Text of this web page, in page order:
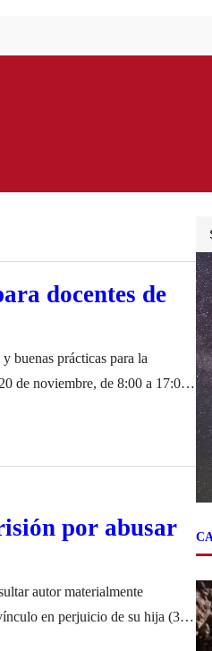
docentes de
buenas prácticas para la
de noviembre, de 8:00 a 17:00,
por abusar
autor materialmente
en perjuicio de su hija (37).
el arresto domiciliario